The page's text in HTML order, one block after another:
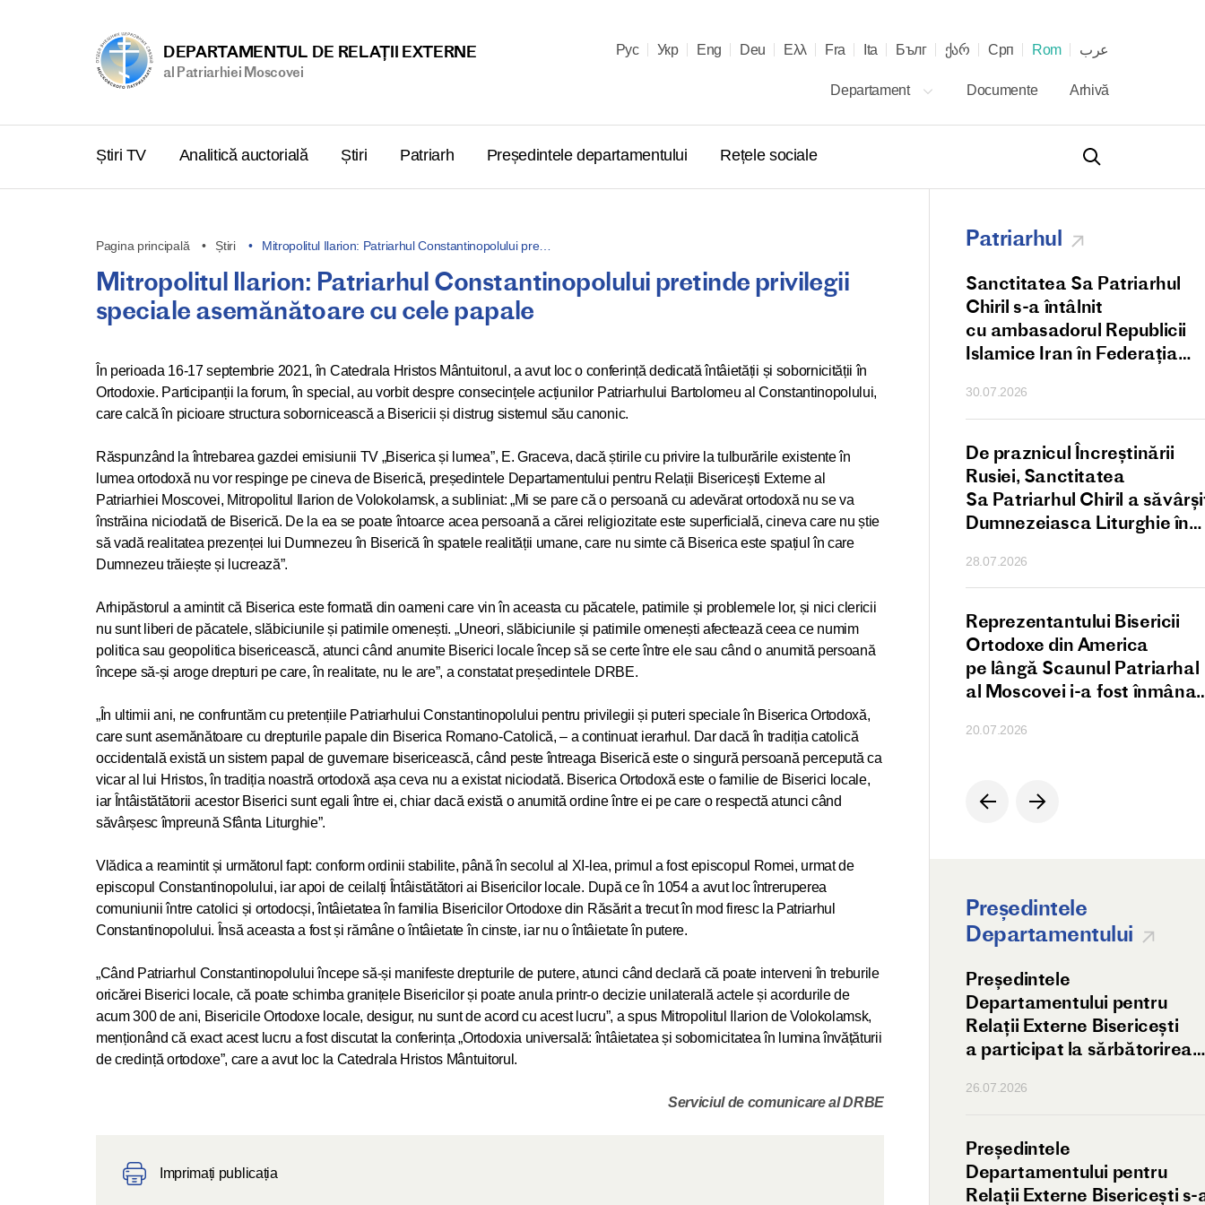
DEPARTAMENTUL DE RELAȚII EXTERNE
al Patriarhiei Moscovei
Рус Укр Eng Deu Ελλ Fra Ita Бълг ქარ Срп Rom عرب
Departament Documente Arhivă
Știri TV Analitică auctorială Știri Patriarh Președintele departamentului Rețele sociale
Pagina principală Știri Mitropolitul Ilarion: Patriarhul Constantinopolului pre…
Mitropolitul Ilarion: Patriarhul Constantinopolului pretinde privilegii
speciale asemănătoare cu cele papale
În perioada 16-17 septembrie 2021, în Catedrala Hristos Mântuitorul, a avut loc o conferință dedicată întâietății și sobornicității în
Ortodoxie. Participanții la forum, în special, au vorbit despre consecințele acțiunilor Patriarhului Bartolomeu al Constantinopolului,
care calcă în picioare structura sobornicească a Bisericii și distrug sistemul său canonic.
Răspunzând la întrebarea gazdei emisiunii TV „Biserica și lumea”, E. Graceva, dacă știrile cu privire la tulburările existente în
lumea ortodoxă nu vor respinge pe cineva de Biserică, președintele Departamentului pentru Relații Bisericești Externe al
Patriarhiei Moscovei, Mitropolitul Ilarion de Volokolamsk, a subliniat: „Mi se pare că o persoană cu adevărat ortodoxă nu se va
înstrăina niciodată de Biserică. De la ea se poate întoarce acea persoană a cărei religiozitate este superficială, cineva care nu știe
să vadă realitatea prezenței lui Dumnezeu în Biserică în spatele realității umane, care nu simte că Biserica este spațiul în care
Dumnezeu trăiește și lucrează”.
Arhipăstorul a amintit că Biserica este formată din oameni care vin în aceasta cu păcatele, patimile și problemele lor, și nici clericii
nu sunt liberi de păcatele, slăbiciunile și patimile omenești. „Uneori, slăbiciunile și patimile omenești afectează ceea ce numim
politica sau geopolitica bisericească, atunci când anumite Biserici locale încep să se certe între ele sau când o anumită persoană
începe să-și aroge drepturi pe care, în realitate, nu le are”, a constatat președintele DRBE.
„În ultimii ani, ne confruntăm cu pretențiile Patriarhului Constantinopolului pentru privilegii și puteri speciale în Biserica Ortodoxă,
care sunt asemănătoare cu drepturile papale din Biserica Romano-Catolică, – a continuat ierarhul. Dar dacă în tradiția catolică
occidentală există un sistem papal de guvernare bisericească, când peste întreaga Biserică este o singură persoană percepută ca
vicar al lui Hristos, în tradiția noastră ortodoxă așa ceva nu a existat niciodată. Biserica Ortodoxă este o familie de Biserici locale,
iar Întâistătătorii acestor Biserici sunt egali între ei, chiar dacă există o anumită ordine între ei pe care o respectă atunci când
săvârșesc împreună Sfânta Liturghie”.
Vlădica a reamintit și următorul fapt: conform ordinii stabilite, până în secolul al XI-lea, primul a fost episcopul Romei, urmat de
episcopul Constantinopolului, iar apoi de ceilalți Întâistătători ai Bisericilor locale. După ce în 1054 a avut loc întreruperea
comuniunii între catolici și ortodocși, întâietatea în familia Bisericilor Ortodoxe din Răsărit a trecut în mod firesc la Patriarhul
Constantinopolului. Însă aceasta a fost și rămâne o întâietate în cinste, iar nu o întâietate în putere.
„Când Patriarhul Constantinopolului începe să-și manifeste drepturile de putere, atunci când declară că poate interveni în treburile
oricărei Biserici locale, că poate schimba granițele Bisericilor și poate anula printr-o decizie unilaterală actele și acordurile de
acum 300 de ani, Bisericile Ortodoxe locale, desigur, nu sunt de acord cu acest lucru”, a spus Mitropolitul Ilarion de Volokolamsk,
menționând că exact acest lucru a fost discutat la conferința „Ortodoxia universală: întâietatea și sobornicitatea în lumina învățăturii
de credință ortodoxe”, care a avut loc la Catedrala Hristos Mântuitorul.
Serviciul de comunicare al DRBE
Imprimați publicația
Patriarhul
Felicitarea Patriarhului Chiril
alegerii sale pe scaunul papal
al Bisericii Romano-Catolice
08.05.2026
Mesajul pascal al Patriarhului
Moscovei și a întregii Rusii
CHIRIL
Mesajul Sanctității Sale
Patriarhul Chiril către
legătură cu atacul
extremiștilor asupra
creștinilor ortodocși
din orașul sirian Skalbia
01.04.2026
Sanctitatea Sa Patriarhul
Chiril s-a întâlnit
cu ambasadorul Republicii
Islamice Iran în Federația
30.07.2026
De praznicul Încreștinării
Rusiei, Sanctitatea
Sa Patriarhul Chiril a
Dumnezeiasca Liturghie în
„Adormirea Maicii
din Kremlinul Moscovei
28.07.2026
Reprezentantului Bisericii
Ortodoxe din America
pe lângă Scaunul Patriarhal
al Moscovei i-a fost înmânat
Serghie de Radonej”
20.07.2026
Președintele
Departamentului
A avut loc întâlnirea
președintelui DREB
cu ambasadorul Pakistanului
în Rusia
Președintele
Departamentului pentru
Relații Externe Bisericești
a participat la sărbătorirea
Bisericii Ortodoxe a Antiohiei
26.07.2026
Președintele
Departamentului pentru
Relații Externe Bisericești s-